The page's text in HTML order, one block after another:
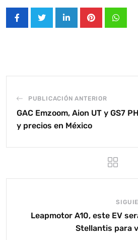
LinkedInPinterest
PUBLICACIÓN ANTERIOR
GAC Emzoom, Aion UT y GS7
y precios en México
Leapmotor A10, este EV
Stellantis para